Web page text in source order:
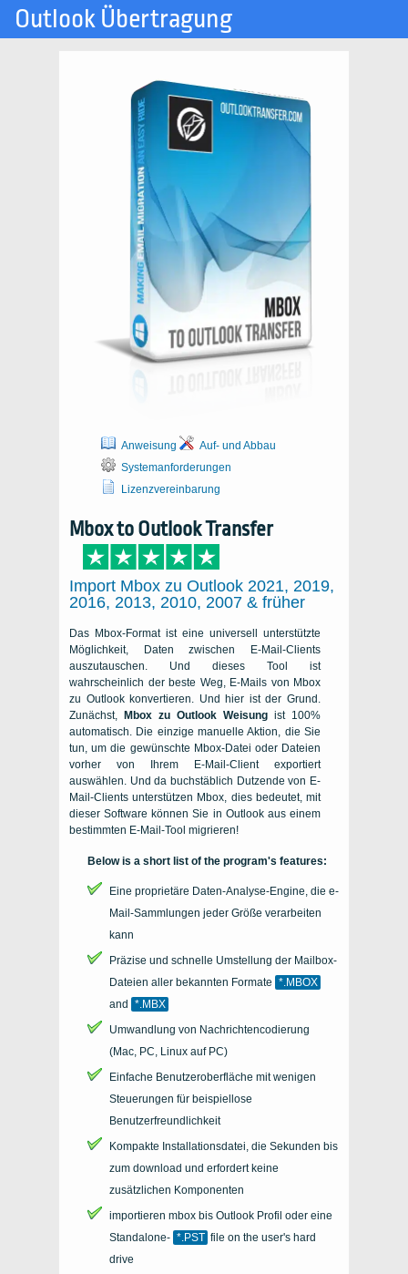
Anweisung
Auf- und Abbau
Systemanforderungen
Lizenzvereinbarung
Mbox to Outlook Transfer
Import Mbox zu Outlook 2021, 2019,
2016, 2013, 2010, 2007 & früher
Das Mbox-Format ist eine universell unterstützte
Möglichkeit, Daten zwischen E-Mail-Clients
auszutauschen. Und dieses Tool ist
wahrscheinlich der beste Weg, E-Mails von Mbox
zu Outlook konvertieren. Und hier ist der Grund.
Zunächst,
Mbox zu Outlook Weisung ist 100%
automatisch. Die einzige manuelle Aktion, die Sie
tun, um die gewünschte Mbox-Datei oder Dateien
vorher von Ihrem E-Mail-Client exportiert
auswählen. Und da buchstäblich Dutzende von E-
Mail-Clients unterstützen Mbox, dies bedeutet, mit
dieser Software können Sie in Outlook aus einem
bestimmten E-Mail-Tool migrieren!
Below is a short list of the program's features:
Eine proprietäre Daten-Analyse-Engine, die e-
Mail-Sammlungen jeder Größe verarbeiten
kann
Präzise und schnelle Umstellung der Mailbox-
Dateien aller bekannten Formate *.MBOX
and
*.MBX
Umwandlung von Nachrichtencodierung
(Mac, PC, Linux auf PC)
Einfache Benutzeroberfläche mit wenigen
Steuerungen für beispiellose
Benutzerfreundlichkeit
Kompakte Installationsdatei, die Sekunden bis
zum download und erfordert keine
zusätzlichen Komponenten
importieren mbox bis Outlook Profil oder eine
Standalone- *.PST file on the user's hard
drive
Outlook Übertragung